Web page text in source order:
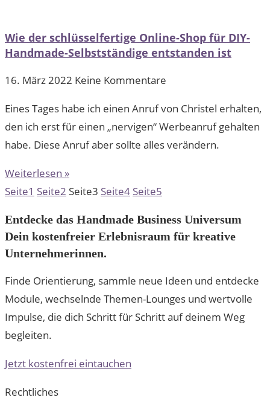
Wie der schlüsselfertige Online-Shop für DIY-
Handmade-Selbstständige entstanden ist
16. März 2022 Keine Kommentare
Eines Tages habe ich einen Anruf von Christel erhalten,
den ich erst für einen „nervigen“ Werbeanruf gehalten
habe. Diese Anruf aber sollte alles verändern.
Weiterlesen »
Seite1 Seite2 Seite3 Seite4 Seite5
Entdecke das Handmade Business Universum
Dein kostenfreier Erlebnisraum für kreative
Unternehmerinnen.
Finde Orientierung, sammle neue Ideen und entdecke
Module, wechselnde Themen-Lounges und wertvolle
Impulse, die dich Schritt für Schritt auf deinem Weg
begleiten.
Jetzt kostenfrei eintauchen
Rechtliches